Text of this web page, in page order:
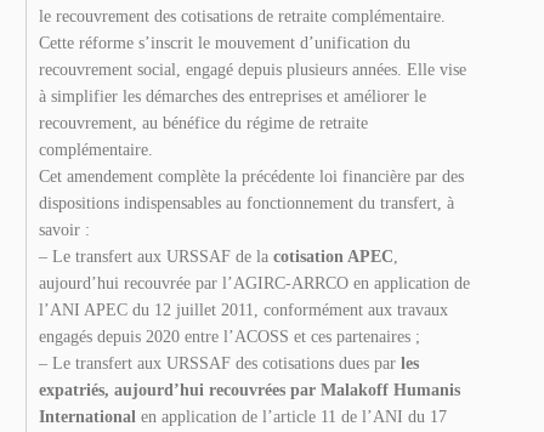
le recouvrement des cotisations de retraite complémentaire.
Cette réforme s’inscrit le mouvement d’unification du
recouvrement social, engagé depuis plusieurs années. Elle vise
à simplifier les démarches des entreprises et améliorer le
recouvrement, au bénéfice du régime de retraite
complémentaire.
Cet amendement complète la précédente loi financière par des
dispositions indispensables au fonctionnement du transfert, à
savoir :
– Le transfert aux URSSAF de la cotisation APEC
aujourd’hui recouvrée par l’AGIRC-ARRCO en application de
l’ANI APEC du 12 juillet 2011, conformément aux travaux
engagés depuis 2020 entre l’ACOSS et ces partenaires ;
– Le transfert aux URSSAF des cotisations dues par les
expatriés, aujourd’hui recouvrées par Malakoff Humanis
International en application de l’article 11 de l’ANI du 17